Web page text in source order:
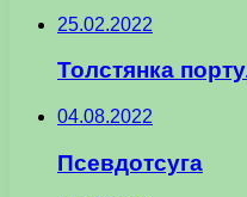
25.02.2022
Толстянка
04.08.2022
Псевдотсуга